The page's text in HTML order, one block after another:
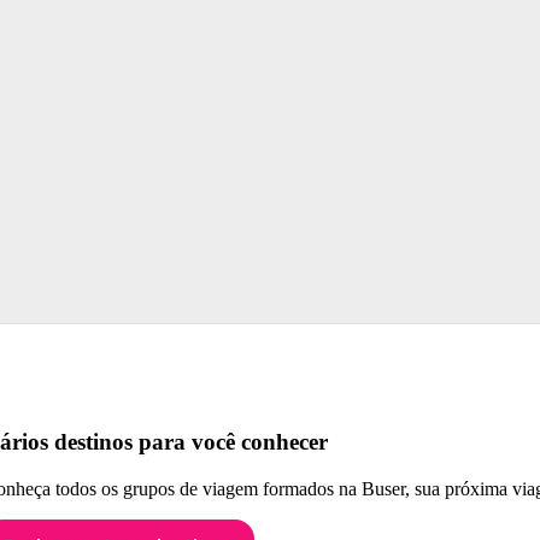
destinos para você conhecer
todos os grupos de viagem formados na Buser, sua próxima